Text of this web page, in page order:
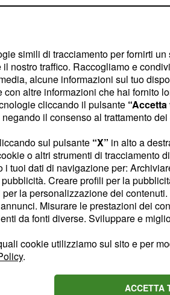
da
e obesità
quanti si trovano
anni.Ed è su di loro che si
quanto concerne il
unalaurea, quattro su cento
media. Stessa scala
solo una persona
sono diplomati e la metà
diventano ancora più alti,
lalicenza
di uomini e donne e
protegge da diabete e
simili di tracciamento per fornirti
nostro traffico. Raccogliamo e
alcune informazioni sul tuo
altre informazioni che hai fornito
cliccando il pulsante “Accetta
il consenso al trattamento
sul pulsante “X” in alto a
o altri strumenti di tracciamento
i tuoi dati di navigazione per:
Creare profili per la
la personalizzazione dei
Misurare le prestazioni dei
da fonti diverse. Sviluppare e
cookie utilizziamo sul sito e per
.
ACCETTA